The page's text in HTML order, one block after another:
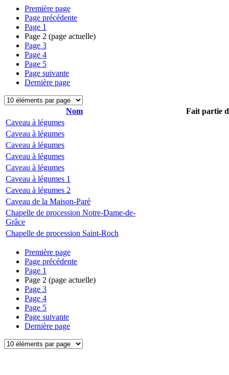
Première page
Page précédente
Page 1
Page 2 (page actuelle)
Page 3
Page 4
Page 5
Page suivante
Dernière page
Nom
Fait partie
Caveau à légumes
Caveau à légumes
Caveau à légumes
Caveau à légumes
Caveau à légumes
Caveau à légumes 1
Caveau à légumes 2
Caveau de la Maison-Paré
Chapelle de procession Notre-Dame-de-
Grâce
Chapelle de procession Saint-Roch
Première page
Page précédente
Page 1
Page 2 (page actuelle)
Page 3
Page 4
Page 5
Page suivante
Dernière page